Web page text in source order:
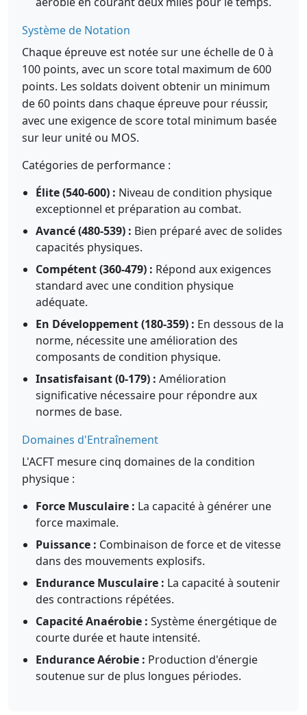
Système de Notation
Chaque épreuve est notée sur une échelle de 0 à
100 points, avec un score total maximum de 600
points. Les soldats doivent obtenir un minimum
de 60 points dans chaque épreuve pour réussir,
avec une exigence de score total minimum basée
sur leur unité ou MOS.
Catégories de performance :
Élite (540-600) : Niveau de condition physique
exceptionnel et préparation au combat.
Avancé (480-539) : Bien préparé avec de solides
capacités physiques.
Compétent (360-479) : Répond aux exigences
standard avec une condition physique
adéquate.
En Développement (180-359) : En dessous de la
norme, nécessite une amélioration des
composants de condition physique.
Insatisfaisant (0-179) : Amélioration
significative nécessaire pour répondre aux
normes de base.
Domaines d'Entraînement
L'ACFT mesure cinq domaines de la condition
physique :
Force Musculaire : La capacité à générer une
force maximale.
Puissance : Combinaison de force et de vitesse
dans des mouvements explosifs.
Endurance Musculaire : La capacité à soutenir
des contractions répétées.
Capacité Anaérobie : Système énergétique de
courte durée et haute intensité.
Endurance Aérobie : Production d'énergie
soutenue sur de plus longues périodes.